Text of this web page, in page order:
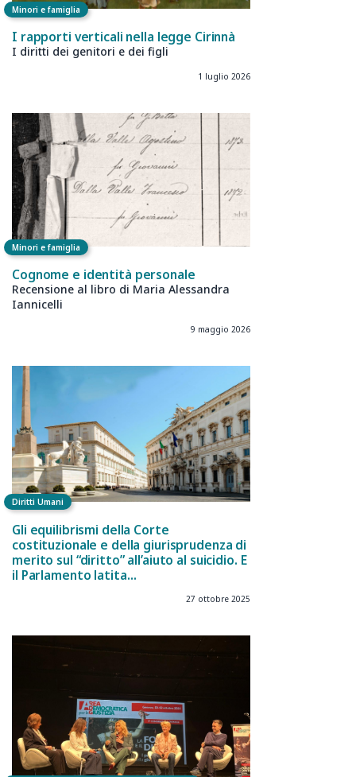
Minori e famiglia
I rapporti verticali nella legge Cirinnà
I diritti dei genitori e dei figli
1 luglio 2026
Minori e famiglia
Cognome e identità personale
Recensione al libro di Maria Alessandra
Iannicelli
9 maggio 2026
Diritti Umani
Gli equilibrismi della Corte
costituzionale e della giurisprudenza di
merito sul “diritto” all’aiuto al suicidio. E
il Parlamento latita…
27 ottobre 2025